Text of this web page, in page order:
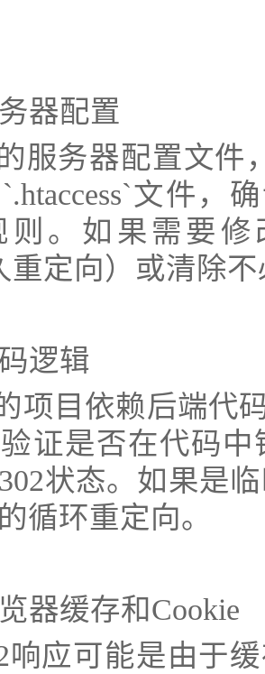
器配置
服务器配置文件
`.htaccess`文件，
则。如果需要
重定向）或清除
逻辑
项目依赖后端代
证是否在代码中
状态。如果是
循环重定向。
器缓存和Cookie
应可能是由于